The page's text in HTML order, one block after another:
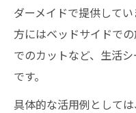
ダーメイドで提供して
方にはベッドサイドで
でのカットなど、生活
です。
具体的な活用例として